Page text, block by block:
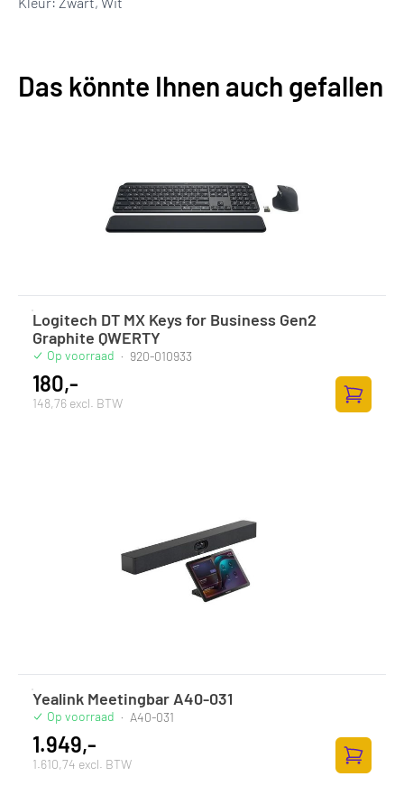
Das könnte Ihnen auch gefallen
Logitech DT MX Keys for Business Gen2
Graphite QWERTY
Op voorraad · 920-010933
180,-
148,76 excl. BTW
Zum
Yealink Meetingbar A40-031
Op voorraad · A40-031
1.949,-
1.610,74 excl. BTW
Zum